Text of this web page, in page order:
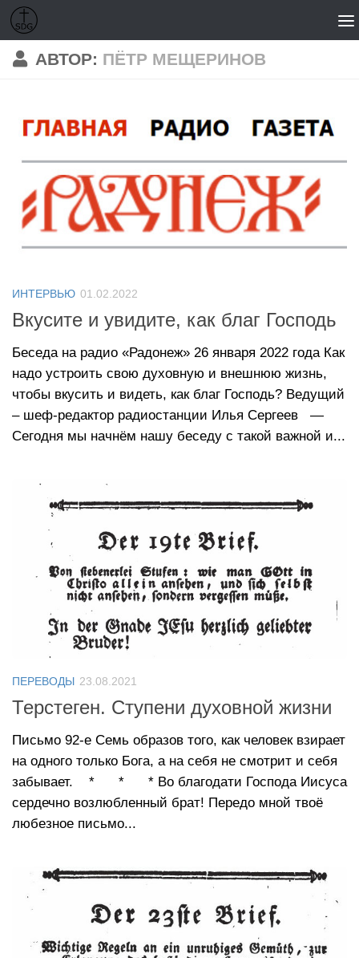
Перейти к содержимому
АВТОР: ПЁТР МЕЩЕРИНОВ
ИНТЕРВЬЮ 01.02.2022
Вкусите и увидите, как благ Господь
Беседа на радио «Радонеж» 26 января 2022 года Как
надо устроить свою духовную и внешнюю жизнь,
чтобы вкусить и видеть, как благ Господь? Ведущий
– шеф-редактор радиостанции Илья Сергеев —
Сегодня мы начнём нашу беседу с такой важной и...
ПЕРЕВОДЫ 23.08.2021
Терстеген. Ступени духовной жизни
Письмо 92-е Семь образов того, как человек взирает
на одного только Бога, а на себя не смотрит и себя
забывает. * * * Во благодати Господа Иисуса
сердечно возлюбленный брат! Передо мной твоё
любезное письмо...